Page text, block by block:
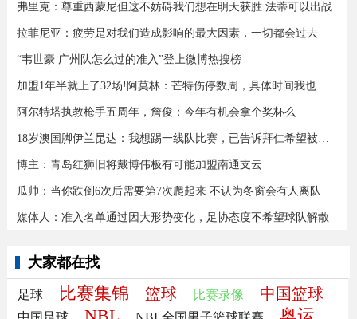
弗里克：尊重西蒙尼但这不妨碍我们想在明天获胜 法蒂可以出战
拉菲尼亚：疲劳是对我们造成影响的最大因素，一切都会过去
“韦世豪 广州队怎么过的准入”登上微博热搜榜
加盟1年半就上了32场!阿莫林：芒特伤停数周，具体时间我也不知道
阿尔特塔执教枪手五周年，詹俊：今年有机会拿个奖杯么 ​​​
18岁澳国脚伊兰昆达：我想踢一线队比赛，已告诉拜仁希望被外租
博主：青岛红狮旧将戴博伟极有可能加盟南通支云
瓜帅：当你跌倒6次后需要第7次爬起来 不认为冬窗会有人离队
媒体人：准入名单通过因大形势变化，足协态度不希望球队解散
大家都在找
足球 比赛集锦 篮球 比赛录像 中国篮球